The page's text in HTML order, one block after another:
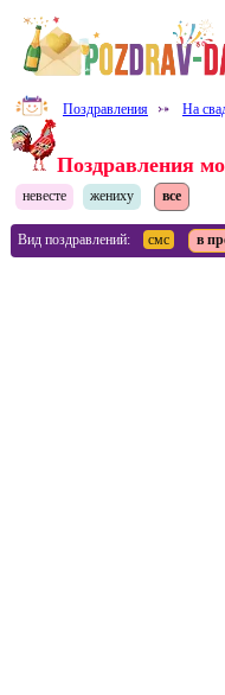
Поздравления ⤐ На
Поздравления
невесте жениху все
Вид поздравлений: смс в